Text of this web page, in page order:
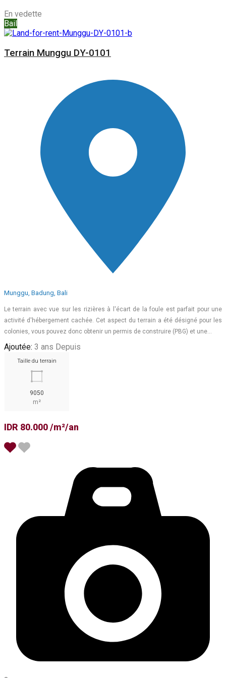
En vedette
Bail
Terrain Munggu DY-0101
Munggu, Badung, Bali
Le terrain avec vue sur les rizières à l'écart de la foule est parfait pour une
activité d'hébergement cachée. Cet aspect du terrain a été désigné pour les
colonies, vous pouvez donc obtenir un permis de construire (PBG) et une…
Ajoutée: 3 ans Depuis
Taille du terrain
9050
m²
IDR 80.000 /m²/an